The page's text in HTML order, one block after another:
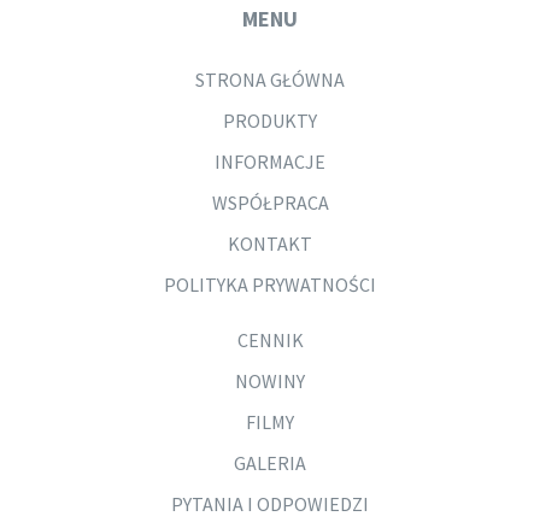
MENU
STRONA GŁÓWNA
PRODUKTY
INFORMACJE
WSPÓŁPRACA
KONTAKT
POLITYKA PRYWATNOŚCI
CENNIK
NOWINY
FILMY
GALERIA
PYTANIA I ODPOWIEDZI